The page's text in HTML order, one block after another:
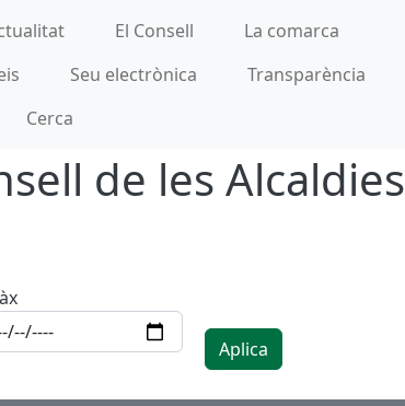
El Consell
La comarca
Seu electrònica
Transparència
Cerca
de les Alcaldies
Aplica